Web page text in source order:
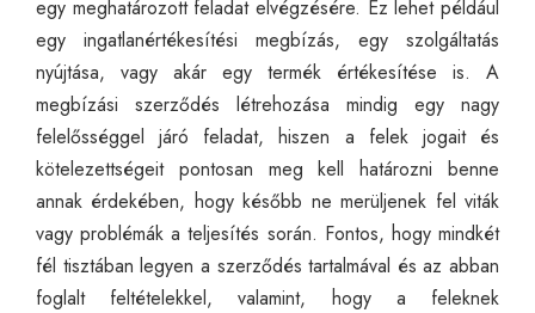
egy meghatározott feladat elvégzésére. Ez lehet például
egy ingatlanértékesítési megbízás, egy szolgáltatás
nyújtása, vagy akár egy termék értékesítése is. A
megbízási szerződés létrehozása mindig egy nagy
felelősséggel járó feladat, hiszen a felek jogait és
kötelezettségeit pontosan meg kell határozni benne
annak érdekében, hogy később ne merüljenek fel viták
vagy problémák a teljesítés során. Fontos, hogy mindkét
fél tisztában legyen a szerződés tartalmával és az abban
foglalt feltételekkel, valamint, hogy a feleknek